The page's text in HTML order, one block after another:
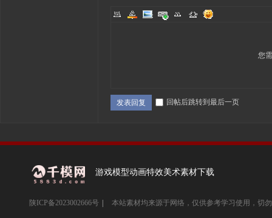
您
发表回复 回帖后跳转到最后一页
游戏模型动画特效美术素材下载
陕ICP备2023002666号 本站素材均来源于网络，仅供参考学习使用，切